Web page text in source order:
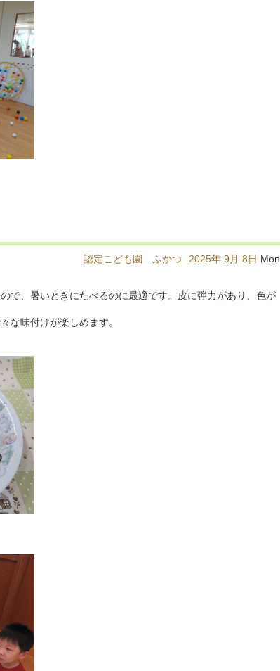
2025年 9月 8日 Mon
認定こども園 ふかつ
で、暑いときにたべるのに最適です。皮に弾力があり、色が
な味付けが楽しめます。